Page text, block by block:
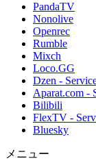
PandaTV
Nonolive
Openrec
Rumble
Mixch
Loco.GG
Dzen -
Aparat.com -
Bilibili
FlexTV -
Bluesky
メニュー